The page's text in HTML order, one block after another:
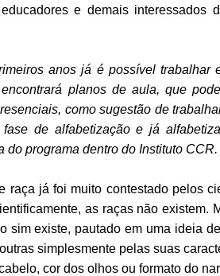
educadores e demais interessados
anos já é possível trabalhar
planos de aula, que
como sugestão de
de alfabetização e já
do programa dentro do Instituto CCR.
raça já foi muito contestado pelos
as raças não existem.
sim existe, pautado em uma ideia
simplesmente pelas suas
cor dos olhos ou formato do